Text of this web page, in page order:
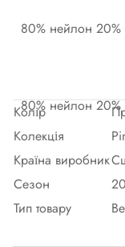
80% нейлон 20%
80% нейлон 20%
Колір
Колекція
Країна виробник
Сезон
Тип товару